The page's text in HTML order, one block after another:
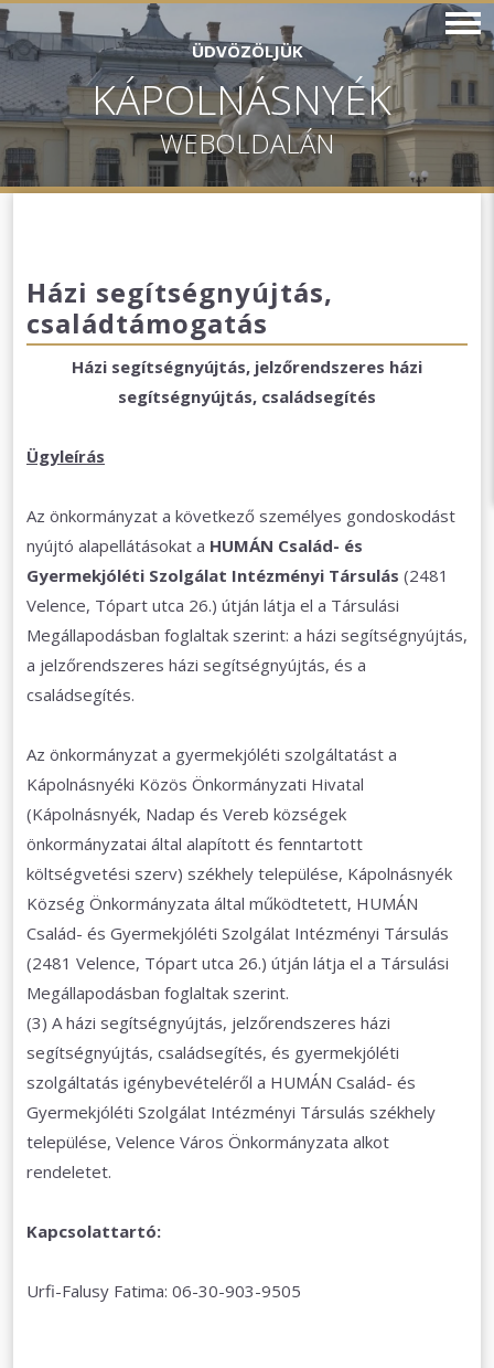
ÜDVÖZÖLJÜK
KÁPOLNÁSNYÉK
WEBOLDALÁN
Házi segítségnyújtás,
családtámogatás
Házi segítségnyújtás, jelzőrendszeres házi
segítségnyújtás, családsegítés
Ügyleírás
Az önkormányzat a következő személyes gondoskodást
nyújtó alapellátásokat a HUMÁN Család- és
Gyermekjóléti Szolgálat Intézményi Társulás (2481
Velence, Tópart utca 26.) útján látja el a Társulási
Megállapodásban foglaltak szerint: a házi segítségnyújtás,
a jelzőrendszeres házi segítségnyújtás, és a
családsegítés.
Az önkormányzat a gyermekjóléti szolgáltatást a
Kápolnásnyéki Közös Önkormányzati Hivatal
(Kápolnásnyék, Nadap és Vereb községek
önkormányzatai által alapított és fenntartott
költségvetési szerv) székhely települése, Kápolnásnyék
Község Önkormányzata által működtetett, HUMÁN
Család- és Gyermekjóléti Szolgálat Intézményi Társulás
(2481 Velence, Tópart utca 26.) útján látja el a Társulási
Megállapodásban foglaltak szerint.
(3) A házi segítségnyújtás, jelzőrendszeres házi
segítségnyújtás, családsegítés, és gyermekjóléti
szolgáltatás igénybevételéről a HUMÁN Család- és
Gyermekjóléti Szolgálat Intézményi Társulás székhely
települése, Velence Város Önkormányzata alkot
rendeletet.
Kapcsolattartó:
Urfi-Falusy Fatima: 06-30-903-9505